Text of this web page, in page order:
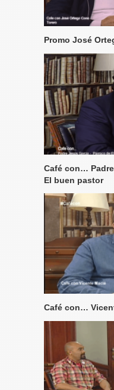
Promo José
Café con…
El buen pastor
Café con…